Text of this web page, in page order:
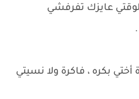
عايزك تفرفشي
بكره ، فاكرة ولا نسيتي